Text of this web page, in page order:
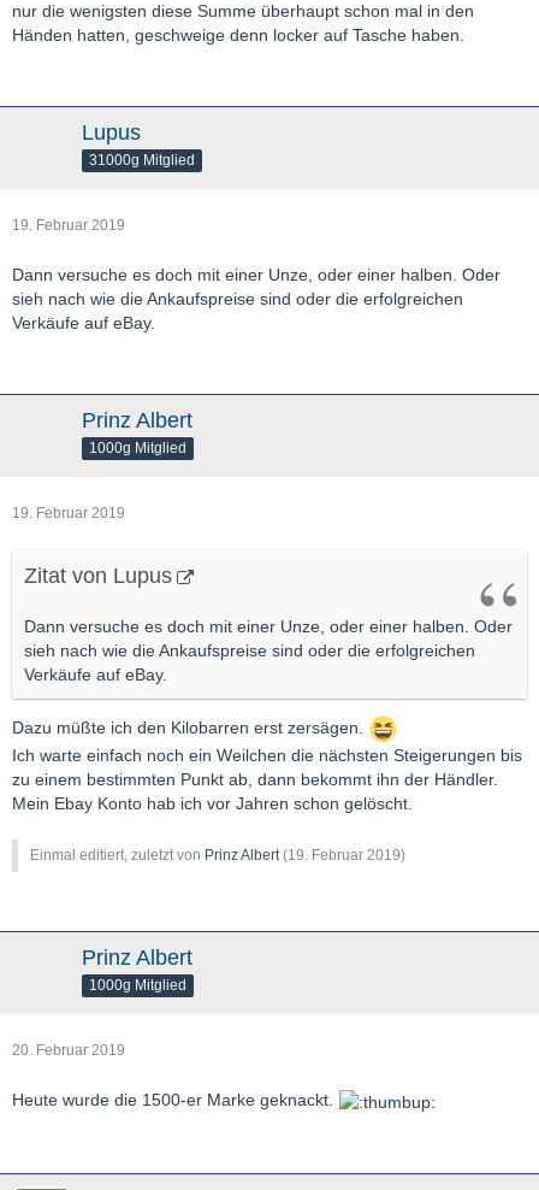
nur die wenigsten diese Summe überhaupt schon mal in den
Händen hatten, geschweige denn locker auf Tasche haben.
Lupus
31000g Mitglied
19. Februar 2019
Dann versuche es doch mit einer Unze, oder einer halben. Oder
sieh nach wie die Ankaufspreise sind oder die erfolgreichen
Verkäufe auf eBay.
Prinz Albert
1000g Mitglied
19. Februar 2019
Zitat von Lupus
Dann versuche es doch mit einer Unze, oder einer halben. Oder
sieh nach wie die Ankaufspreise sind oder die erfolgreichen
Verkäufe auf eBay.
Dazu müßte ich den Kilobarren erst zersägen.
Ich warte einfach noch ein Weilchen die nächsten Steigerungen bis
zu einem bestimmten Punkt ab, dann bekommt ihn der Händler.
Mein Ebay Konto hab ich vor Jahren schon gelöscht.
Einmal editiert, zuletzt von Prinz Albert(19. Februar 2019)
Prinz Albert
1000g Mitglied
20. Februar 2019
Heute wurde die 1500-er Marke geknackt.